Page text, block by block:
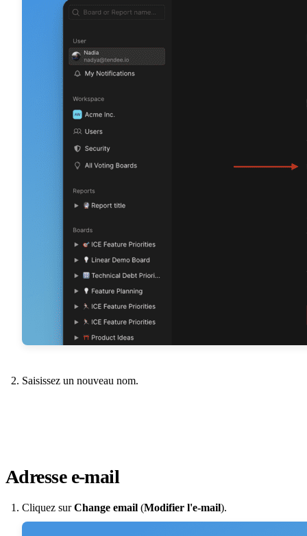
Saisissez un nouveau nom.
Adresse e-mail
Cliquez surChange email (Modifier l'e-mail).